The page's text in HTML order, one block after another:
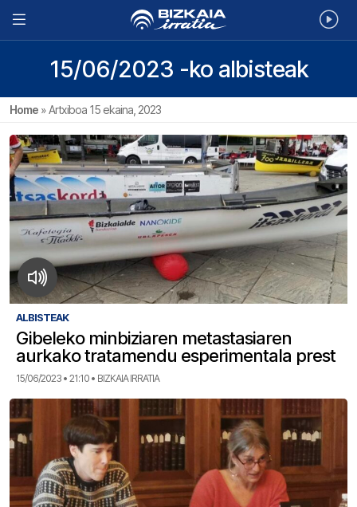
15/06/2023 -ko albisteak
Home »Artxiboa 15 ekaina, 2023
ALBISTEAK
Gibeleko minbiziaren metastasiaren
aurkako tratamendu esperimentala prest
15/06/2023 • 21:10 • BIZKAIA IRRATIA